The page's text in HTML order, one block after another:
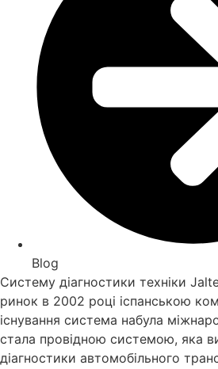
Blog
Систему діагностики техніки
ринок в 2002 році іспанською
існування система набула
стала провідною системою, яка
діагностики автомобільного